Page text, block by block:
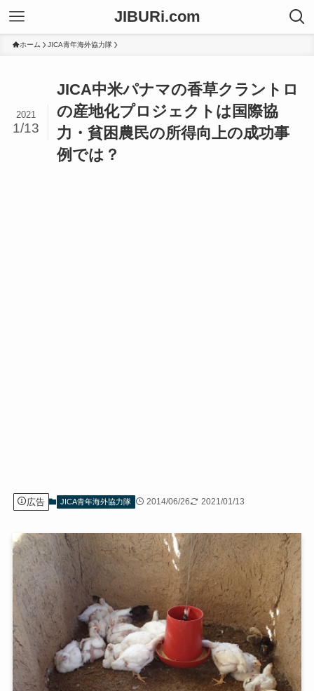
JIBURi.com
ホーム JICA青年海外協力隊
JICA中米パナマの香草クラントロ
の産地化プロジェクトは国際協
力・貧困農民の所得向上の成功事
例では？
2021
1/13
広告 JICA青年海外協力隊 2014/06/26 2021/01/13